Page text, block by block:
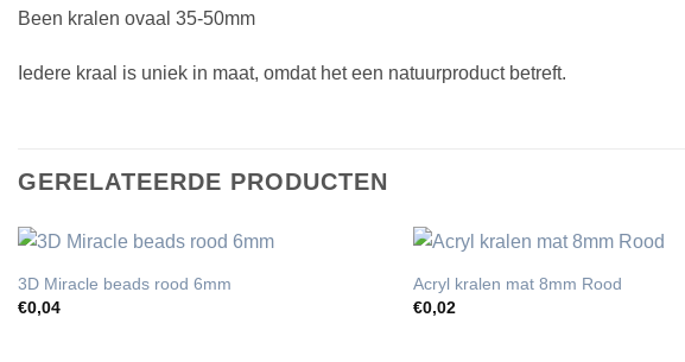
Been kralen ovaal 35-50mm
Iedere kraal is uniek in maat, omdat het een natuurproduct betreft.
GERELATEERDE PRODUCTEN
3D Miracle beads rood 6mm
€0,04
Acryl kralen mat 8mm Rood
€0,02